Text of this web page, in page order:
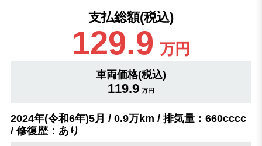
支払総額(税込)
129.9 万円
車両価格(税込)
119.9 万円
2024年(令和6年)5月 / 0.9万km / 排気量：660cccc
/ 修復歴：あり